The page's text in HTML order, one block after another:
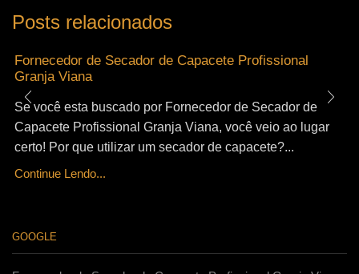
Posts relacionados
Fornecedor de Secador de Capacete Profissional
Granja Viana
Se você esta buscado por Fornecedor de Secador de
Capacete Profissional Granja Viana, você veio ao lugar
certo! Por que utilizar um secador de capacete?...
Continue Lendo...
GOOGLE